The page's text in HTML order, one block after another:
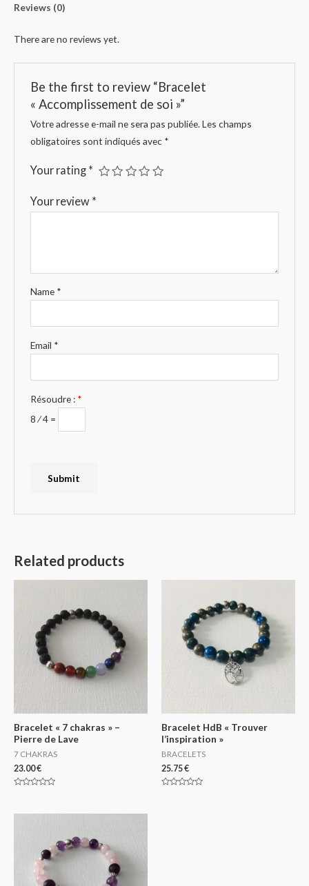
Reviews (0)
There are no reviews yet.
Be the first to review “Bracelet
« Accomplissement de soi »”
Votre adresse e-mail ne sera pas publiée. Les champs
obligatoires sont indiqués avec *
Your rating *
Your review *
Name *
Email *
Résoudre : *
8 ⁄ 4 =
Related products
Bracelet « 7 chakras » –
Pierre de Lave
7 CHAKRAS
23.00€
of
Bracelet HdB « Trouver
l’inspiration »
BRACELETS
25.75€